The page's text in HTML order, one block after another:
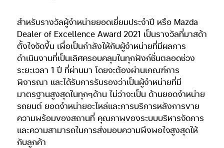
สำหรับรางวัลผู้จำหน่ายยอดเยี่ยมประจำปี หรือ Mazda
Dealer of Excellence Award 2021 เป็นรางวัลที่มาสด้า
ตั้งใจจัดขึ้น เพื่อเป็นกำลังให้กับผู้จำหน่ายที่มีผลการ
ดำเนินงานที่เป็นเลิศครอบคลุมในทุกฟังก์ชั่นตลอดช่วง
ระยะเวลา 1 ปี ที่ผ่านมา โดยจะต้องผ่านเกณฑ์การ
พิจารณา และได้รับการรับรองว่าเป็นผู้จำหน่ายที่มี
มาตรฐานสูงสุดในทุกๆด้าน ไม่ว่าจะเป็น ด้านยอดจำหน่าย
รถยนต์ ยอดจำหน่ายอะไหล่และการบริการหลังการขาย
ความพร้อมของสถานที่ คุณภาพของระบบบริหารจัดการ
และความสามารถในการส่งมอบความพึงพอใจสูงสุดให้
กับลูกค้า